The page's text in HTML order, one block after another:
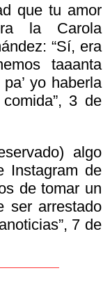
que tu amor
la Carola
“Sí, era
taaanta
yo haberla
3 de
algo
Instagram de
de tomar un
ser arrestado
7 de